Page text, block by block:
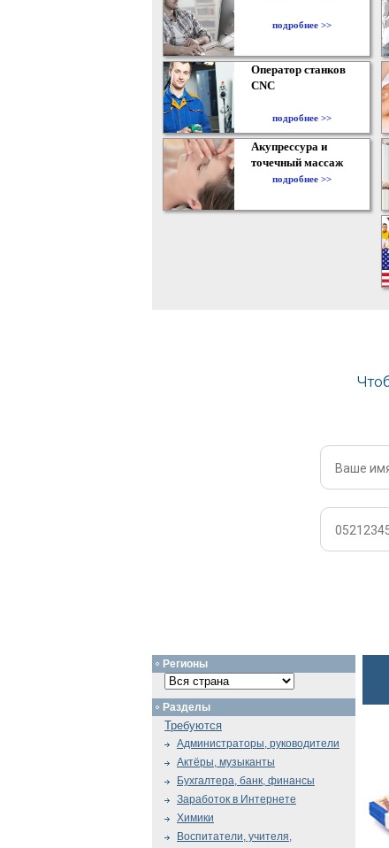
подробнее >>
Оператор станков
CNC
подробнее >>
Акупрессура и
точечный массаж
подробнее >>
Регионы
Разделы
Требуются
Администраторы, руководители
Актёры, музыканты
Бухгалтера, банк, финансы
Заработок в Интернете
Химики
Воспитатели, учителя,